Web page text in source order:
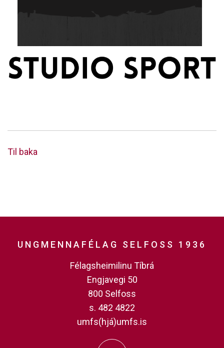
Til baka
UNGMENNAFÉLAG SELFOSS 1936
Félagsheimilinu Tíbrá
Engjavegi 50
800 Selfoss
s. 482 4822
umfs(hjá)umfs.is